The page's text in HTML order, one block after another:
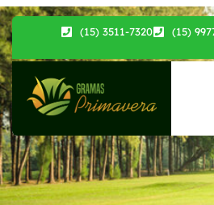
(15) 3511-7320 (15)